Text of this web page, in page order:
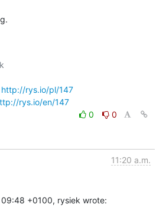
http://rys.io/pl/147
rys.io/en/147
0
0
11:20 a.m.
+0100, rysiek wrote: